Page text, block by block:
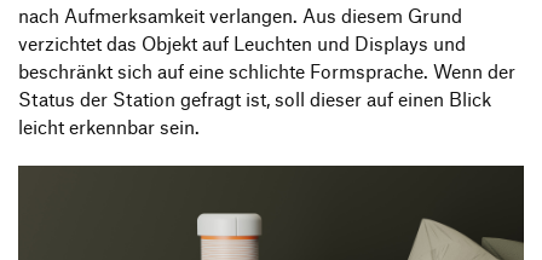
nach Aufmerksamkeit verlangen. Aus diesem Grund
verzichtet das Objekt auf Leuchten und Displays und
beschränkt sich auf eine schlichte Formsprache. Wenn der
Status der Station gefragt ist, soll dieser auf einen Blick
leicht erkennbar sein.